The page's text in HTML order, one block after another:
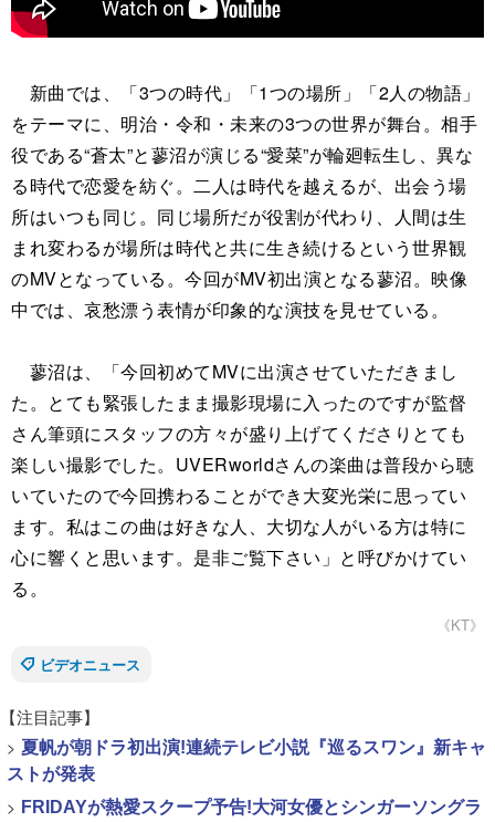
新曲では、「3つの時代」「1つの場所」「2人の物語」
をテーマに、明治・令和・未来の3つの世界が舞台。相手
役である“蒼太”と蓼沼が演じる“愛菜”が輪廻転生し、異な
る時代で恋愛を紡ぐ。二人は時代を越えるが、出会う場
所はいつも同じ。同じ場所だが役割が代わり、人間は生
まれ変わるが場所は時代と共に生き続けるという世界観
のMVとなっている。今回がMV初出演となる蓼沼。映像
中では、哀愁漂う表情が印象的な演技を見せている。
蓼沼は、「今回初めてMVに出演させていただきまし
た。とても緊張したまま撮影現場に入ったのですが監督
さん筆頭にスタッフの方々が盛り上げてくださりとても
楽しい撮影でした。UVERworldさんの楽曲は普段から聴
いていたので今回携わることができ大変光栄に思ってい
ます。私はこの曲は好きな人、大切な人がいる方は特に
心に響くと思います。是非ご覧下さい」と呼びかけてい
る。
《KT》
ビデオニュース
【注目記事】
> 夏帆が朝ドラ初出演!連続テレビ小説『巡るスワン』新キャ
ストが発表
> FRIDAYが熱愛スクープ予告!大河女優とシンガーソングラ